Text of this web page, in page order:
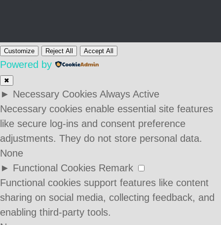
Customize Reject All Accept All
Powered by
✖
► Necessary Cookies Always Active
Necessary cookies enable essential site features
like secure log-ins and consent preference
adjustments. They do not store personal data.
None
► Functional Cookies Remark
Functional cookies support features like content
sharing on social media, collecting feedback, and
enabling third-party tools.